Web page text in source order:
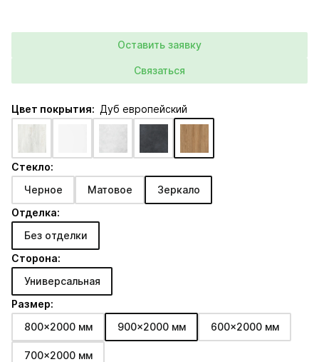
Оставить заявку
Связаться
Цвет покрытия: Дуб европейский
Стекло:
Черное
Матовое
Зеркало
Отделка:
Без отделки
Сторона:
Универсальная
Размер:
800x2000 мм
900x2000 мм 600x2000 мм
700x2000 мм